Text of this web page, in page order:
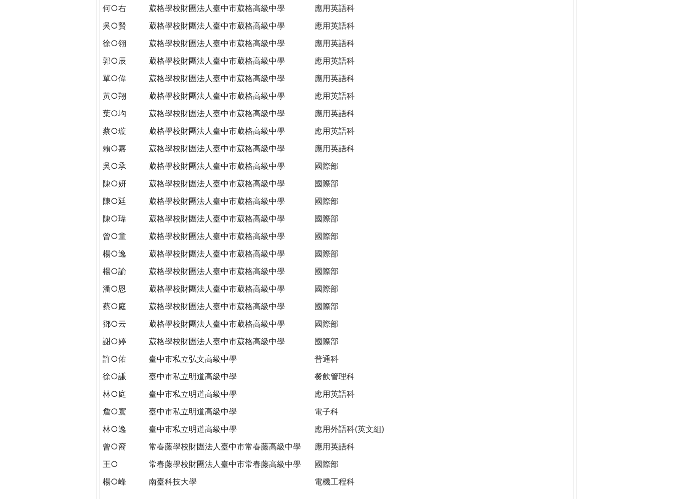
何○右
葳格學校財團法人臺中市葳格高級中學
應用英語科
吳○賢
葳格學校財團法人臺中市葳格高級中學
應用英語科
徐○翎
葳格學校財團法人臺中市葳格高級中學
應用英語科
郭○辰
葳格學校財團法人臺中市葳格高級中學
應用英語科
單○偉
葳格學校財團法人臺中市葳格高級中學
應用英語科
黃○翔
葳格學校財團法人臺中市葳格高級中學
應用英語科
葉○均
葳格學校財團法人臺中市葳格高級中學
應用英語科
蔡○璇
葳格學校財團法人臺中市葳格高級中學
應用英語科
賴○嘉
葳格學校財團法人臺中市葳格高級中學
應用英語科
吳○承
葳格學校財團法人臺中市葳格高級中學
國際部
陳○妍
葳格學校財團法人臺中市葳格高級中學
國際部
陳○廷
葳格學校財團法人臺中市葳格高級中學
國際部
陳○瑋
葳格學校財團法人臺中市葳格高級中學
國際部
曾○童
葳格學校財團法人臺中市葳格高級中學
國際部
楊○逸
葳格學校財團法人臺中市葳格高級中學
國際部
楊○諭
葳格學校財團法人臺中市葳格高級中學
國際部
潘○恩
葳格學校財團法人臺中市葳格高級中學
國際部
蔡○庭
葳格學校財團法人臺中市葳格高級中學
國際部
鄧○云
葳格學校財團法人臺中市葳格高級中學
國際部
謝○婷
葳格學校財團法人臺中市葳格高級中學
國際部
許○佑
臺中市私立弘文高級中學
普通科
徐○謙
臺中市私立明道高級中學
餐飲管理科
林○庭
臺中市私立明道高級中學
應用英語科
詹○寰
臺中市私立明道高級中學
電子科
林○逸
臺中市私立明道高級中學
應用外語科(英文組)
曾○裔
常春藤學校財團法人臺中市常春藤高級中學
應用英語科
王○
常春藤學校財團法人臺中市常春藤高級中學
國際部
楊○峰
南臺科技大學 電機工程科